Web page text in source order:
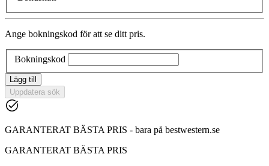
Ange bokningskod för att se ditt pris.
Bokningskod
Lägg till
Uppdatera sök
GARANTERAT BÄSTA PRIS - bara på bestwestern.se
GARANTERAT BÄSTA PRIS